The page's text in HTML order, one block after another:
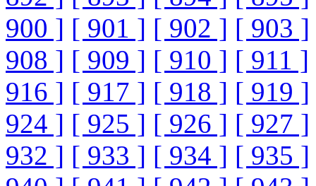
900 ] [ 901 ] [ 902 ] [ 903 ]
908 ] [ 909 ] [ 910 ] [ 911 ]
916 ] [ 917 ] [ 918 ] [ 919 ]
924 ] [ 925 ] [ 926 ] [ 927 ]
932 ] [ 933 ] [ 934 ] [ 935 ]